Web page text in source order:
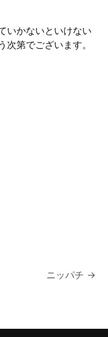
いかないといけない
第でございます。
ニッパチ →